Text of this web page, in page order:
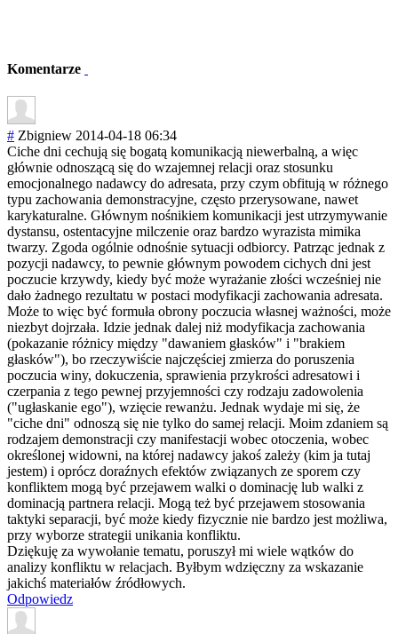
Komentarze
# Zbigniew 2014-04-18 06:34
Ciche dni cechują się bogatą komunikacją niewerbalną, a więc
głównie odnoszącą się do wzajemnej relacji oraz stosunku
emocjonalnego nadawcy do adresata, przy czym obfitują w różnego
typu zachowania demonstracyjne, często przerysowane, nawet
karykaturalne. Głównym nośnikiem komunikacji jest utrzymywanie
dystansu, ostentacyjne milczenie oraz bardzo wyrazista mimika
twarzy. Zgoda ogólnie odnośnie sytuacji odbiorcy. Patrząc jednak z
pozycji nadawcy, to pewnie głównym powodem cichych dni jest
poczucie krzywdy, kiedy być może wyrażanie złości wcześniej nie
dało żadnego rezultatu w postaci modyfikacji zachowania adresata.
Może to więc być formuła obrony poczucia własnej ważności, może
niezbyt dojrzała. Idzie jednak dalej niż modyfikacja zachowania
(pokazanie różnicy między "dawaniem głasków" i "brakiem
głasków"), bo rzeczywiście najczęściej zmierza do poruszenia
poczucia winy, dokuczenia, sprawienia przykrości adresatowi i
czerpania z tego pewnej przyjemności czy rodzaju zadowolenia
("ugłaskanie ego"), wzięcie rewanżu. Jednak wydaje mi się, że
"ciche dni" odnoszą się nie tylko do samej relacji. Moim zdaniem są
rodzajem demonstracji czy manifestacji wobec otoczenia, wobec
określonej widowni, na której nadawcy jakoś zależy (kim ja tutaj
jestem) i oprócz doraźnych efektów związanych ze sporem czy
konfliktem mogą być przejawem walki o dominację lub walki z
dominacją partnera relacji. Mogą też być przejawem stosowania
taktyki separacji, być może kiedy fizycznie nie bardzo jest możliwa,
przy wyborze strategii unikania konfliktu.
Dziękuję za wywołanie tematu, poruszył mi wiele wątków do
analizy konfliktu w relacjach. Byłbym wdzięczny za wskazanie
jakichś materiałów źródłowych.
Odpowiedz